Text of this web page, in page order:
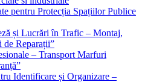
pentru Protecția Spațiilor Publice
și Lucrări în Trafic – Montaj,
de Reparații”
– Transport Marfuri
Identificare și Organizare –